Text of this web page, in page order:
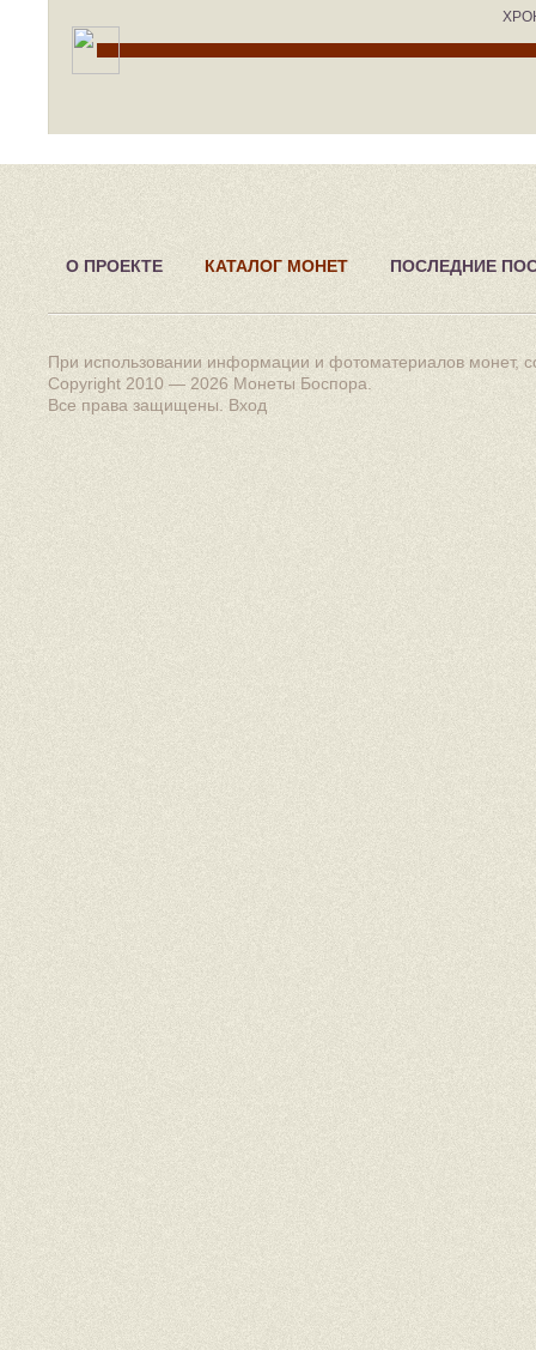
О ПРОЕКТЕ КАТАЛОГ МОНЕТ ПОСЛЕДНИЕ
При использовании информации и фотоматериалов монет,
Copyright 2010 — 2026 Монеты Боспора
Все права защищены. Вход